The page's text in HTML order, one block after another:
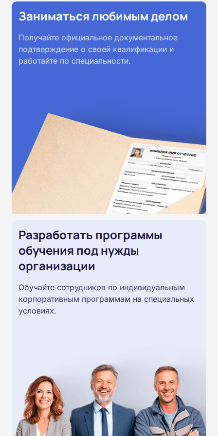
Заниматься любимым делом
Получайте официальное документальное
подтверждение о своей квалификации и
работайте по специальности.
Разработать программы
обучения под нужды
организации
Обучайте сотрудников по индивидуальным
корпоративным программам на специальных
условиях.